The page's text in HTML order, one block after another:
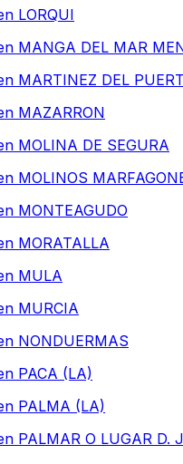
LORQUI
MANGA DEL MAR
MARTINEZ DEL
MAZARRON
MOLINA DE SEGURA
MOLINOS
MONTEAGUDO
MORATALLA
MULA
MURCIA
NONDUERMAS
PACA (LA)
PALMA (LA)
PALMAR O LUGAR D.